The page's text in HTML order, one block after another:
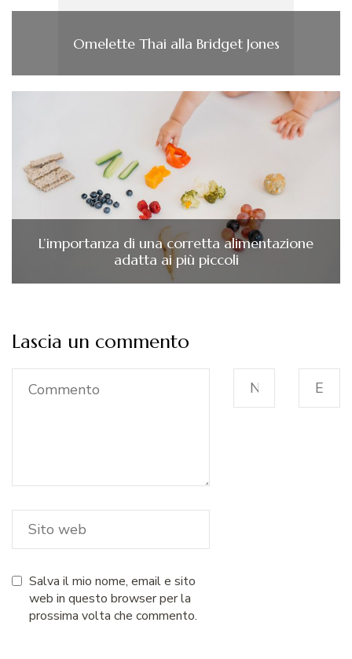
Omelette Thai alla Bridget Jones
L’importanza di una corretta alimentazione
adatta ai più piccoli
Lascia un commento
Salva il mio nome, email e sito
web in questo browser per la
prossima volta che commento.